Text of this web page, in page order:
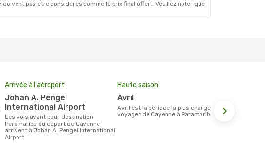
pas être considérés comme le prix final offert. Veuillez noter que
Arrivée à l'aéroport
Johan A. Pengel
International Airport
Les vols ayant pour destination
Paramaribo au depart de Cayenne
arrivent à Johan A. Pengel International
Airport
Haute saison
avril
avril est la période la plus chargée pour
voyager de Cayenne à Paramaribo.